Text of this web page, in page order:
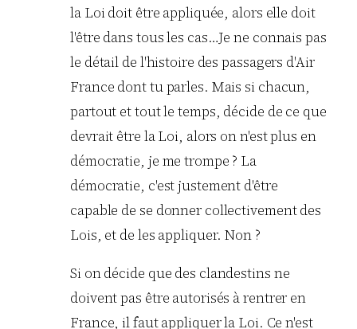
la Loi doit être appliquée, alors elle doit
l'être dans tous les cas…Je ne connais pas
le détail de l'histoire des passagers d'Air
France dont tu parles. Mais si chacun,
partout et tout le temps, décide de ce que
devrait être la Loi, alors on n'est plus en
démocratie, je me trompe ? La
démocratie, c'est justement d'être
capable de se donner collectivement des
Lois, et de les appliquer. Non ?
Si on décide que des clandestins ne
doivent pas être autorisés à rentrer en
France, il faut appliquer la Loi. Ce n'est